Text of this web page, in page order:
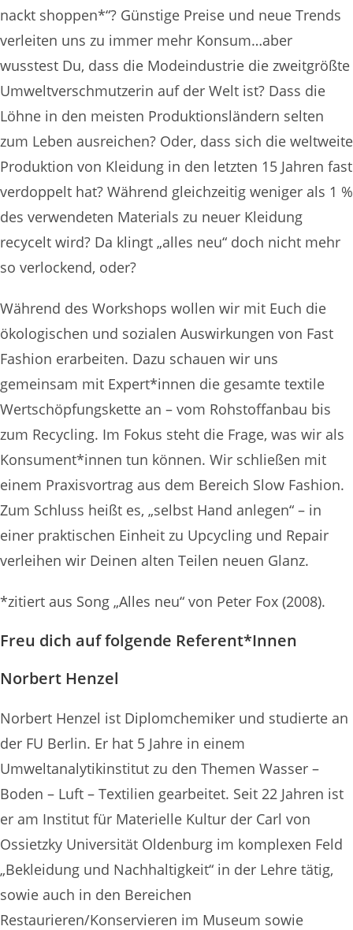
nackt shoppen*“? Günstige Preise und neue Trends
verleiten uns zu immer mehr Konsum…aber
wusstest Du, dass die Modeindustrie die zweitgrößte
Umweltverschmutzerin auf der Welt ist? Dass die
Löhne in den meisten Produktionsländern selten
zum Leben ausreichen? Oder, dass sich die weltweite
Produktion von Kleidung in den letzten 15 Jahren fast
verdoppelt hat? Während gleichzeitig weniger als 1 %
des verwendeten Materials zu neuer Kleidung
recycelt wird? Da klingt „alles neu“ doch nicht mehr
so verlockend, oder?
Während des Workshops wollen wir mit Euch die
ökologischen und sozialen Auswirkungen von Fast
Fashion erarbeiten. Dazu schauen wir uns
gemeinsam mit Expert*innen die gesamte textile
Wertschöpfungskette an – vom Rohstoffanbau bis
zum Recycling. Im Fokus steht die Frage, was wir als
Konsument*innen tun können. Wir schließen mit
einem Praxisvortrag aus dem Bereich Slow Fashion.
Zum Schluss heißt es, „selbst Hand anlegen“ – in
einer praktischen Einheit zu Upcycling und Repair
verleihen wir Deinen alten Teilen neuen Glanz.
*zitiert aus Song „Alles neu“ von Peter Fox (2008).
Freu dich auf folgende Referent*Innen
Norbert Henzel
Norbert Henzel ist Diplomchemiker und studierte an
der FU Berlin. Er hat 5 Jahre in einem
Umweltanalytikinstitut zu den Themen Wasser –
Boden – Luft – Textilien gearbeitet. Seit 22 Jahren ist
er am Institut für Materielle Kultur der Carl von
Ossietzky Universität Oldenburg im komplexen Feld
„Bekleidung und Nachhaltigkeit“ in der Lehre tätig,
sowie auch in den Bereichen
Restaurieren/Konservieren im Museum sowie